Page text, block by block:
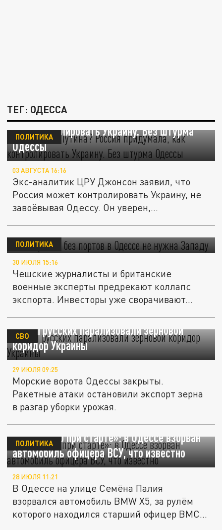
ТЕГ: ОДЕССА
И это "план Путина"? Россия придумала,
как контролировать Украину. Без штурма
Одессы
ПОЛИТИКА
03 АВГУСТА 16:16
Экс-аналитик ЦРУ Джонсон заявил, что
Россия может контролировать Украину, не
завоёвывая Одессу. Он уверен,...
PL: Украина без портов в Одессе не нужна
Западу
ПОЛИТИКА
30 ИЮЛЯ 15:16
Чешские журналисты и британские
военные эксперты предрекают коллапс
экспорта. Инвесторы уже сворачивают...
Удары русских парализовали зерновой
коридор Украины
СВО
29 ИЮЛЯ 09:25
Морские ворота Одессы закрыты.
Ракетные атаки остановили экспорт зерна
в разгар уборки урожая.
«Сработало при старте»: в Одессе взорван
автомобиль офицера ВСУ, что известно
ПОЛИТИКА
28 ИЮЛЯ 11:21
В Одессе на улице Семёна Палия
взорвался автомобиль BMW X5, за рулём
которого находился старший офицер ВМС...